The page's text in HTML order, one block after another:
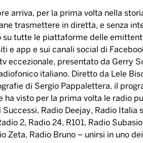
arriva, per la prima volta nella
trasmettere in diretta, e senza
su tutte le piattaforme delle
e app e sui canali social di
eccezionale, presentato da Gerry
italiano. Diretto da Lele
di Sergio Pappalettera, il
ha visto per la prima volta le radio
Successi, Radio Deejay, Radio Italia
2, Radio 24, R101, Radio
Zeta, Radio Bruno – unirsi in uno